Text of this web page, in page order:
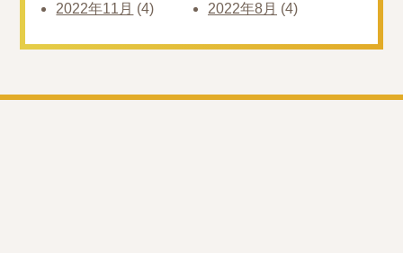
2022年11月 (4) 2022年8月 (4)